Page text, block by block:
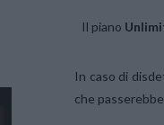
Il piano
In caso di
che